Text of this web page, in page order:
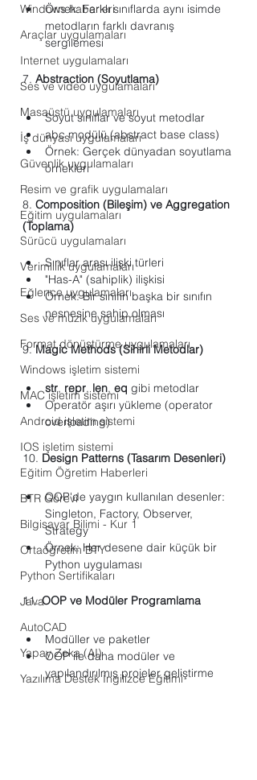
Windows haberleri
Araçlar uygulamaları
Internet uygulamaları
Ses ve video uygulamaları
Masaüstü uygulamaları
İş dünyası uygulamaları
Güvenlik uygulamaları
Resim ve grafik uygulamaları
Eğitim uygulamaları
Sürücü uygulamaları
Verimlilik uygulamaları
Eğlence uygulamaları
Ses ve müzik uygulamaları
Format dönüştürme uygulamaları
Windows işletim sistemi
MAC işletim sistemi
Android işletim sistemi
IOS işletim sistemi
Eğitim Öğretim Haberleri
BTR Görevi
Bilgisayar Bilimi - Kur 1
Ortaöğretim BTY
Python Sertifikaları
Java
AutoCAD
Yapay Zeka (AI)
Yazılıma Destek İngilizce Eğitimi
Örnek: Farklı sınıflarda aynı isimde
metodların farklı davranış
sergilemesi
7. Abstraction (Soyutlama)
Soyut sınıflar ve soyut metodlar
abc modülü (abstract base class)
Örnek: Gerçek dünyadan soyutlama
örnekleri
8. Composition (Bileşim) ve Aggregation
(Toplama)
Sınıflar arası ilişki türleri
"Has-A" (sahiplik) ilişkisi
Örnek: Bir sınıfın başka bir sınıfın
nesnesine sahip olması
9. Magic Methods (Sihirli Metodlar)
str, repr, len, eq gibi metodlar
Operatör aşırı yükleme (operator
overloading)
10. Design Patterns (Tasarım Desenleri)
OOP'de yaygın kullanılan desenler:
Singleton, Factory, Observer,
Strategy
Örnek: Her desene dair küçük bir
Python uygulaması
11. OOP ve Modüler Programlama
Modüller ve paketler
OOP ile daha modüler ve
yapılandırılmış projeler geliştirme